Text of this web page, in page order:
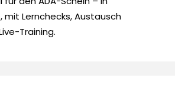
mit Lernchecks, Austausch
Training.